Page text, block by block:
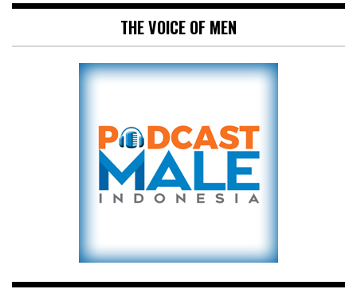
THE VOICE OF MEN